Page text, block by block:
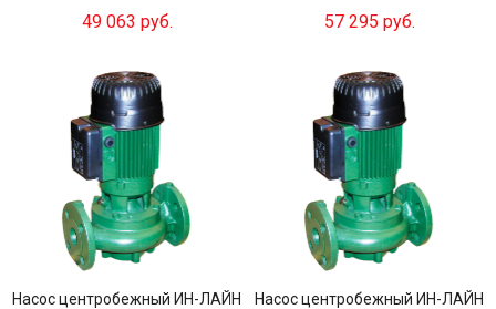
49 063 руб. 57 295 руб.
Насос центробежный ИН-ЛАЙН
Насос центробежный ИН-ЛАЙН